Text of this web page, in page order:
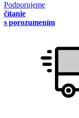
Podporujeme
čítanie
s porozumením